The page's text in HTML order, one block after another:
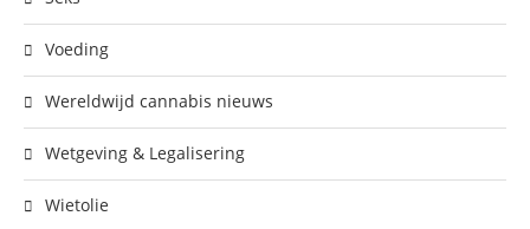
Voeding
Wereldwijd cannabis nieuws
Wetgeving & Legalisering
Wietolie